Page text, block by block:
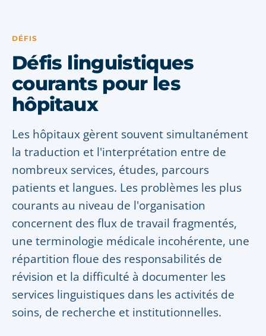
DÉFIS
Défis linguistiques
courants pour les
hôpitaux
Les hôpitaux gèrent souvent simultanément
la traduction et l'interprétation entre de
nombreux services, études, parcours
patients et langues. Les problèmes les plus
courants au niveau de l'organisation
concernent des flux de travail fragmentés,
une terminologie médicale incohérente, une
répartition floue des responsabilités de
révision et la difficulté à documenter les
services linguistiques dans les activités de
soins, de recherche et institutionnelles.